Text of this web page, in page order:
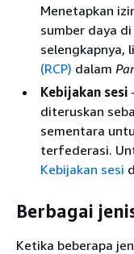
Menetapkan
sumber daya
selengkapnya,
(RCP) dalam
Kebijakan sesi
diteruskan
sementara
terfederasi.
Kebijakan sesi
Berbagai
Ketika beberapa